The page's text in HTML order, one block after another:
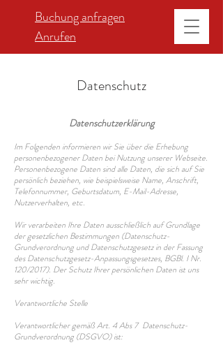
Buchung anfragen
Anrufen
Datenschutz
Datenschutzerklärung
Im Folgenden informieren wir Sie über die Erhebung
personenbezogener Daten bei Nutzung unserer Webseite.
Personenbezogene Daten sind alle Daten, die sich auf Sie
persönlich beziehen, wie beispielsweise Name, Anschrift,
Telefonnummer, Geburtsdatum, E-Mail-Adresse,
Nutzerverhalten, etc.
Wir verarbeiten Ihre Daten ausschließlich auf Grundlage
der gesetzlichen Bestimmungen (Datenschutz-
Grundverordnung und Datenschutzgesetz in der Fassung
des Datenschutzgesetz-Anpassungsgesetzes, BGBl. I Nr.
120/2017). Der Schutz Ihrer persönlichen Daten ist uns
sehr wichtig.
Verantwortliche Stelle
Verantwortlicher gemäß Art. 4 Abs 7 Datenschutz-
Grundverordnung (DSGVO) ist: